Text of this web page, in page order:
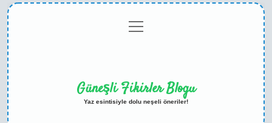
menüyü
aç
Güneşli Fikirler Blogu
Yaz esintisiyle dolu neşeli öneriler!